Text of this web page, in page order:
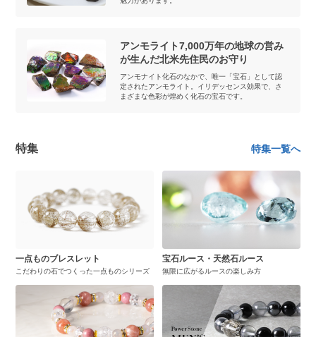
アンモライト7,000万年の地球の営み
が生んだ北米先住民のお守り
アンモナイト化石のなかで、唯一「宝石」として認
定されたアンモライト。イリデッセンス効果で、さ
まざまな色彩が煌めく化石の宝石です。
特集 特集一覧へ
一点ものブレスレット
こだわりの石でつくった一点ものシリーズ
宝石ルース・天然石ルース
無限に広がるルースの楽しみ方